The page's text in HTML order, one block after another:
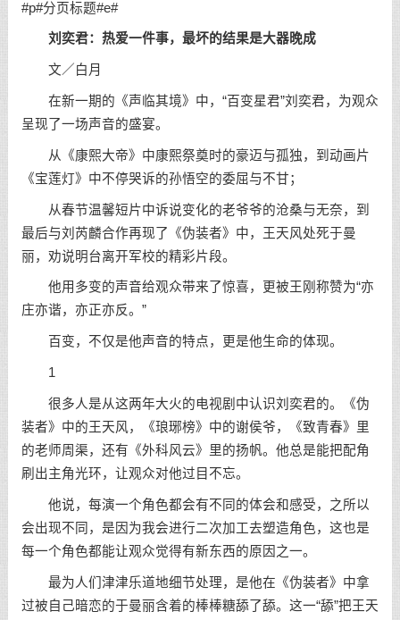
#p#分页标题#e#
刘奕君：热爱一件事，最坏的结果是大器晚成
文／白月
在新一期的《声临其境》中，“百变星君”刘奕君，为观众
呈现了一场声音的盛宴。
从《康熙大帝》中康熙祭奠时的豪迈与孤独，到动画片
《宝莲灯》中不停哭诉的孙悟空的委屈与不甘；
从春节温馨短片中诉说变化的老爷爷的沧桑与无奈，到
最后与刘芮麟合作再现了《伪装者》中，王天风处死于曼
丽，劝说明台离开军校的精彩片段。
他用多变的声音给观众带来了惊喜，更被王刚称赞为“亦
庄亦谐，亦正亦反。”
百变，不仅是他声音的特点，更是他生命的体现。
1
很多人是从这两年大火的电视剧中认识刘奕君的。《伪
装者》中的王天风，《琅琊榜》中的谢侯爷，《致青春》里
的老师周渠，还有《外科风云》里的扬帆。他总是能把配角
刷出主角光环，让观众对他过目不忘。
他说，每演一个角色都会有不同的体会和感受，之所以
会出现不同，是因为我会进行二次加工去塑造角色，这也是
每一个角色都能让观众觉得有新东西的原因之一。
最为人们津津乐道地细节处理，是他在《伪装者》中拿
过被自己暗恋的于曼丽含着的棒棒糖舔了舔。这一“舔”把王天